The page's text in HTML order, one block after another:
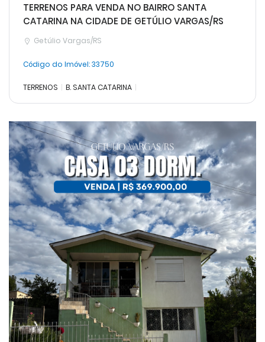
TERRENOS PARA VENDA NO BAIRRO SANTA
CATARINA NA CIDADE DE GETÚLIO VARGAS/RS
Getúlio Vargas/RS
Código do Imóvel:33750
TERRENOS B. SANTA CATARINA